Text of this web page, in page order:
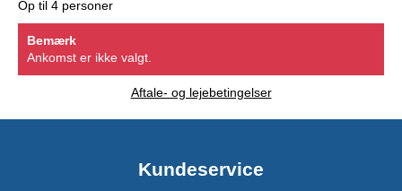
Op til 4 personer
Bemærk
Ankomst er ikke valgt.
Aftale- og lejebetingelser
Kundeservice